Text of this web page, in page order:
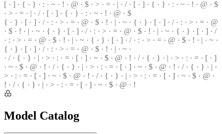
[ · ] · { · } · : · ~ · ! · @ · $ · > · = · | · / · [ · ] · { · } · : · ~ · ! · @ · $
· > · = · | · / · [ · ] · { · } · : · ~ · ! · @ · $
{ · } · [ · ] · / · : · > · = · @ · $ · ! · | · ~ · { · } · [ · ] · / · : · > · = · @
· $ · ! · | · ~ · { · } · [ · ] · / · : · > · = · @ · $ · ! · | · ~ · { · } · [ · ] · /
· : · > · = · @ · $ · ! · | · ~ · { · } · [ · ] · /· : · > · = · @ · $ · ! · | · ~ ·
{ · } · [ · ] · / · : · > · = · @ · $ · ! · | · ~ ·
· / · { · } · | · > · : · = · [ · ] · ~ · $ · @ · ! · / · { · } · | · > · : · = · [ · ]
· ~ · $ · @ · ! · / · { · } · | · > · : · = · [ · ] · ~ · $ · @ · ! · /· { · } · | ·
> · : · = · [ · ] · ~ · $ · @ · ! · / · { · } · | · > · : · = · [ · ] · ~ · $ · @ ·
! · / · { · } · | · > · : · = · [ · ] · ~ · $ · @ · !
Model Catalog